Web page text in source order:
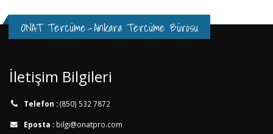
ONAT Tercüme-Ankara Tercüme Bürosu
İletişim Bilgileri
Telefon :(850) 532 7872
Eposta : bilgi@onatpro.com